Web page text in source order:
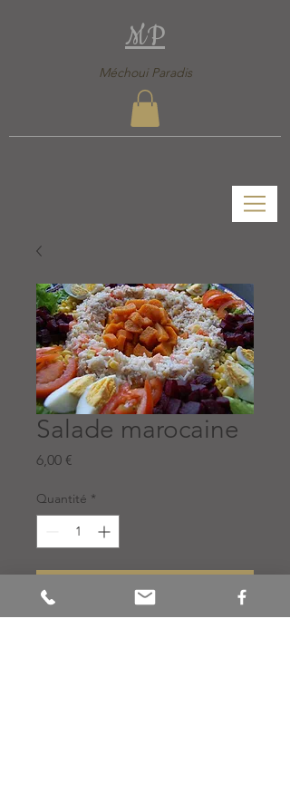
MP
Méchoui Paradis
Salade marocaine
6,00 €
Quantité *
Ajouter au panier